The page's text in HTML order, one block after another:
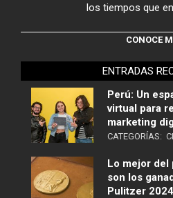
los tiempos que
CONOCE
ENTRADAS
Perú: Un
virtual para
marketing
CATEGORÍAS:
Lo mejor del
son los
Pulitzer 2024